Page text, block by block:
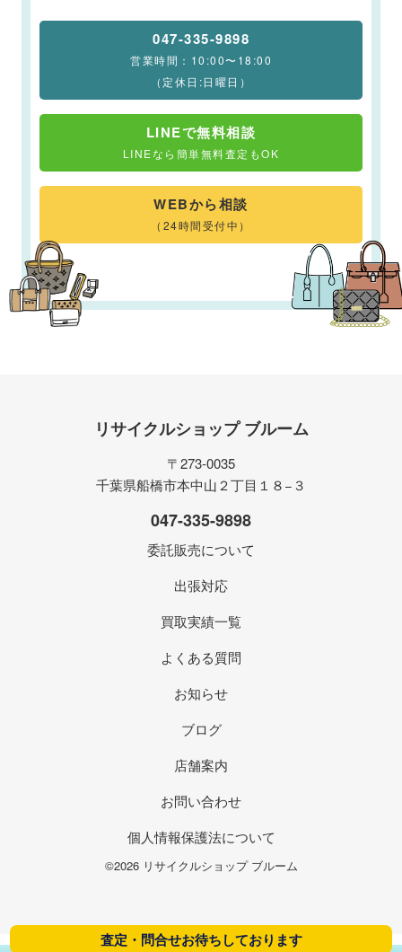
047-335-9898
営業時間：10:00〜18:00
（定休日:日曜日）
LINEで無料相談
LINEなら簡単無料査定もOK
WEBから相談
（24時間受付中）
リサイクルショップ ブルーム
〒273-0035
千葉県船橋市本中山２丁目１８−３
047-335-9898
委託販売について
出張対応
買取実績一覧
よくある質問
お知らせ
ブログ
店舗案内
お問い合わせ
個人情報保護法について
©2026 リサイクルショップ ブルーム
査定・問合せお待ちしております